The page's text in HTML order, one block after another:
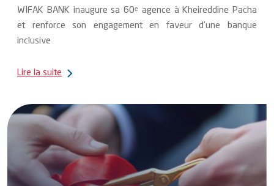
WIFAK BANK inaugure sa 60ᵉ agence à Kheireddine Pacha
et renforce son engagement en faveur d’une banque
inclusive
poursuit son engagement en tant qu’acteur de référence du
de finance islamique performantes, responsables et
orientées client.
S’inscrivant dans une stratégie d’extension maîtrisée de son
réseau, visant à renforcer sa couverture territoriale et à
consolider sa proximité à l’échelle nationale, WIFAK BANK
annonce l’ouverture officielle de sa 60ᵉ agence « l’Agence
Lire la suite